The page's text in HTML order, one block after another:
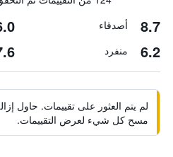
8.7 أصدقاء
6.2 منفرد
لم يتم العثور على تقييمات. حاول
مسح كل شيء لعرض التقييمات.